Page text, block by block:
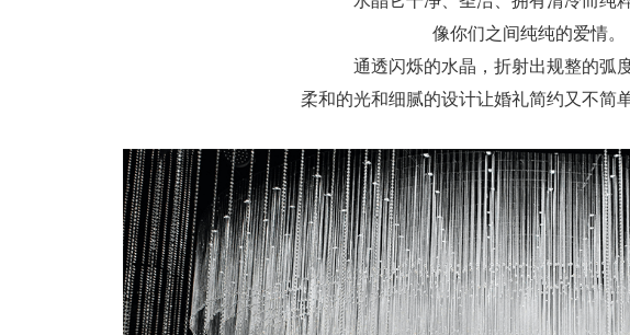
像你们之间纯纯的爱情。
通透闪烁的水晶，折射出规整的弧
柔和的光和细腻的设计让婚礼简约又不简